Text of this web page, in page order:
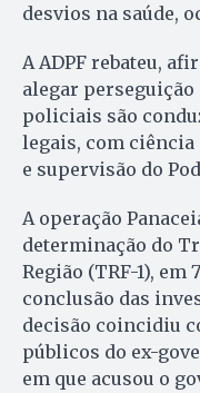
desvios na saúde,
A ADPF rebateu,
alegar
policiais são
legais, com
e supervisão do
A operação
determinação do
Região (TRF-1), em
conclusão das
decisão coincidiu
públicos do ex-
em que acusou o